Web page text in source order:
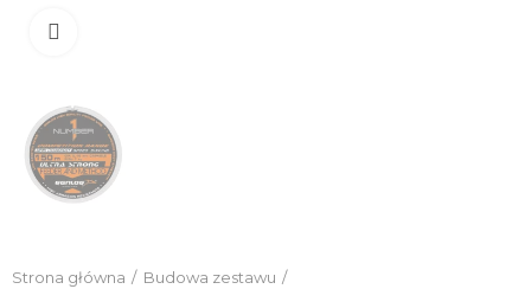
Strona główna
Budowa zestawu